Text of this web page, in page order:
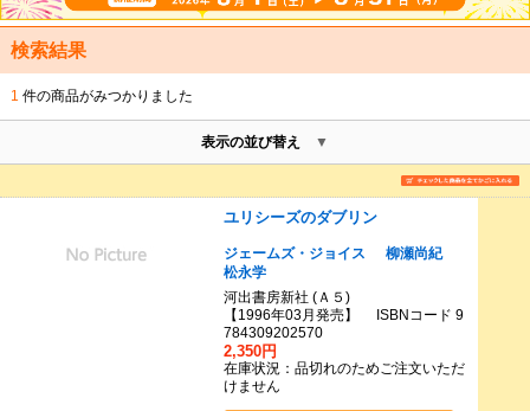
検索結果
1 件の商品がみつかりました
表示の並び替え
ユリシーズのダブリン
ジェームズ・ジョイス
柳瀬尚紀
松永学
河出書房新社 (Ａ５)
【1996年03月発売】 ISBNコード 9
784309202570
2,350円
在庫状況：品切れのためご注文いただ
けません